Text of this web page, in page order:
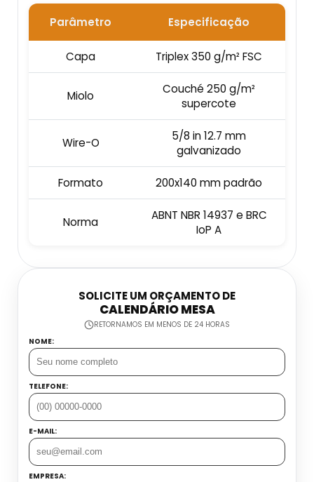
Cosméticos
Embalagens Em Papel Cartão Para Meia-
Calça
Embalagens Em Papel Cartão Para
Embalagens Em Papel Cartão Para Ração
Animal
Embalagens Em Papel Cartão Para Roupas
Íntimas
Fábrica De Embalagens De Papel Cartão
Onde Comprar Embalagem Papel Cartão
Calendários De Mesa Personalizados Para
Comprar Calendario De Mesa Personalizado
Onde Comprar Calendario De Mesa
Parâmetro Especificação
Capa Triplex 350 g/m² FSC
Miolo
Couché 250 g/m²
supercote
Wire-O
5/8 in 12.7 mm
galvanizado
Formato 200x140 mm padrão
Norma
ABNT NBR 14937 e BRC
IoP A
SOLICITE UM ORÇAMENTO DE
CALENDÁRIO MESA
RETORNAMOS EM MENOS DE 24 HORAS
NOME:
TELEFONE:
E-MAIL:
EMPRESA: